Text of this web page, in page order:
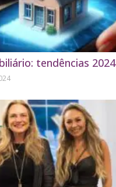
tendências 2024